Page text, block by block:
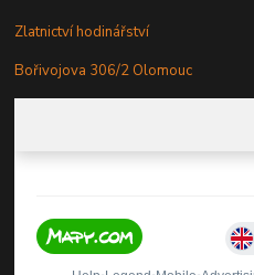
Zlatnictví hodinářství
Bořivojova 306/2 Olomouc